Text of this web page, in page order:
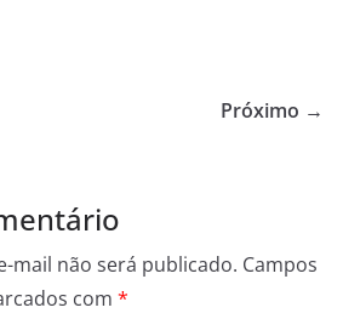
Próximo →
mail não será publicado. Campos
com *